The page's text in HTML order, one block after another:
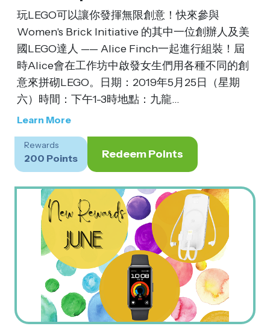
玩LEGO可以讓你發揮無限創意！快來參與
Women's Brick Initiative 的其中一位創辦人及美
國LEGO達人 —— Alice Finch一起進行組裝！屆
時Alice會在工作坊中啟發女生們用各種不同的創
意來拼砌LEGO。日期：2019年5月25日（星期
六）時間：下午1-3時地點：九龍...
Learn More
Rewards
200 Points Redeem Points